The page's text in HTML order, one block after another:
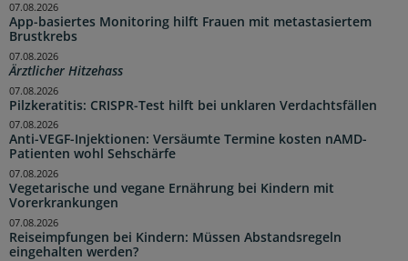
App-basiertes Monitoring hilft Frauen mit metastasiertem
Brustkrebs
07.08.2026
Ärztlicher Hitzehass
07.08.2026
Pilzkeratitis: CRISPR-Test hilft bei unklaren Verdachtsfällen
07.08.2026
Anti-VEGF-Injektionen: Versäumte Termine kosten nAMD-
Patienten wohl Sehschärfe
07.08.2026
Vegetarische und vegane Ernährung bei Kindern mit
Vorerkrankungen
07.08.2026
Reiseimpfungen bei Kindern: Müssen Abstandsregeln
eingehalten werden?
07.08.2026